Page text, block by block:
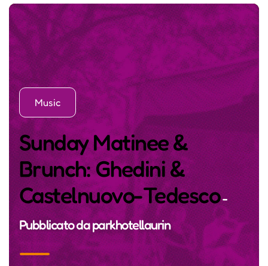
Music
Sunday Matinee &
Brunch: Ghedini &
Castelnuovo-Tedesco-
Pubblicato daparkhotellaurin